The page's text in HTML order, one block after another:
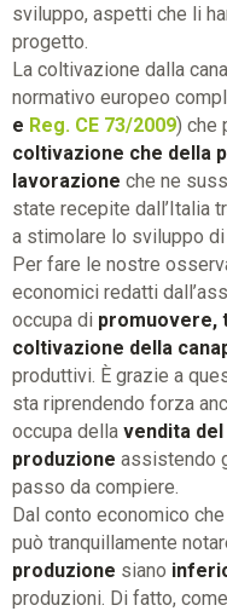
sviluppo, aspetti che li
progetto.
La coltivazione dalla
normativo europeo
e Reg. CE 73/2009) che
coltivazione che della
lavorazione che ne
state recepite dall’Italia
a stimolare lo sviluppo
Per fare le nostre
economici redatti
occupa di promuovere,
coltivazione della
produttivi. È grazie a
sta riprendendo forza
occupa della vendita
produzione assistendo
passo da compiere.
Dal conto economico
può tranquillamente
produzione siano
produzioni. Di fatto,